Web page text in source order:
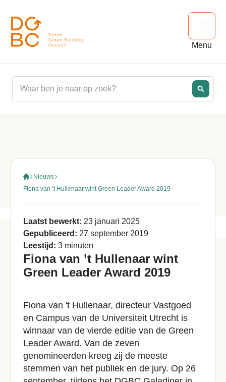
Open
Menu
Nieuws
Fiona van ’t Hullenaar wint Green Leader Award 2019
Laatst bewerkt: 23 januari 2025
Gepubliceerd: 27 september 2019
Leestijd:3 minuten
Fiona van ’t Hullenaar wint
Green Leader Award 2019
Fiona van 't Hullenaar, directeur Vastgoed
en Campus van de Universiteit Utrecht is
winnaar van de vierde editie van de Green
Leader Award. Van de zeven
genomineerden kreeg zij de meeste
stemmen van het publiek en de jury. Op 26